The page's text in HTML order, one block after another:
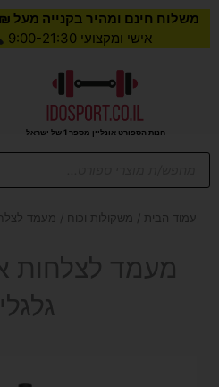
משלוח חינם ומהיר בקנייה מעל 199₪
אישי ומקצועי 9:00-21:30
חנות הספורט אונליין מספר 1 של ישראל
Products
עמוד הבית / משקולות וכוח / מעמד
מעמד לצלחות